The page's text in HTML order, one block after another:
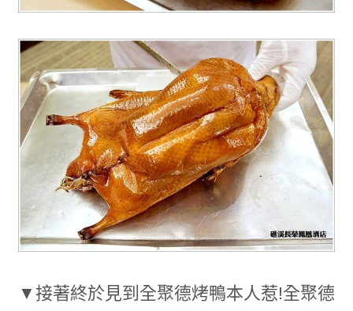
▼接著終於見到全聚德烤鴨本人惹!全聚德